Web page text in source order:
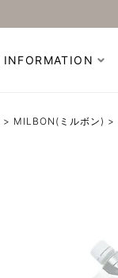
INFORMATION
MILBON(ミルボン)